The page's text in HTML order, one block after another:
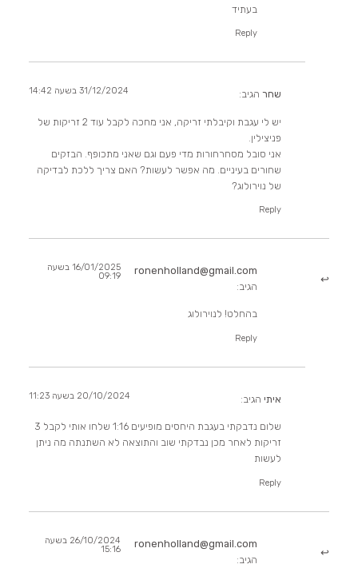
בעתיד
Reply
שחר הגיב: 31/12/2024 בשעה 14:42
יש לי עגבת וקיבלתי זריקה, אני מחכה לקבל עוד 2 זריקות של
פניצילין.
אני סובל מסחרחורות מדי פעם וגם שאני מתכופף. הבזקים
שחורים בעיניים. מה אפשר לעשות? האם צריך ללכת לבדיקה
של נוירולוג?
Reply
ronenholland@gmail.com
הגיב:
16/01/2025 בשעה
09:19
בהחלט! לנוירולוג
Reply
איתי הגיב: 20/10/2024 בשעה 11:23
שלום נדבקתי בעגבת היחסים מופיעים 1:16 שלחו אותי לקבל 3
זריקות לאחר מכן נבדקתי שוב והתוצאה לא השתנתה מה ניתן
לעשות
Reply
ronenholland@gmail.com
הגיב:
26/10/2024 בשעה
15:16